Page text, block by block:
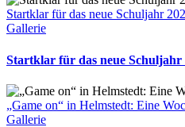
Startklar für das neue Schuljahr
Gallerie
Startklar für das neue Schuljahr
„Game on“ in Helmstedt: Eine
Gallerie